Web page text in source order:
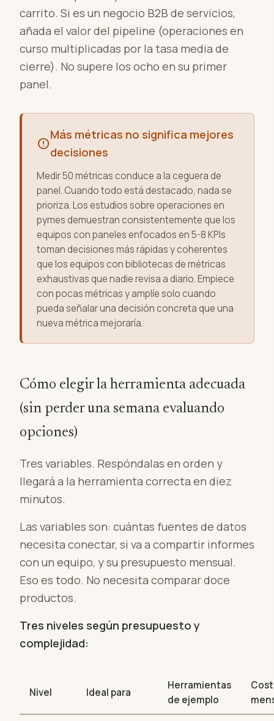
carrito. Si es un negocio B2B de servicios,
añada el valor del pipeline (operaciones en
curso multiplicadas por la tasa media de
cierre). No supere los ocho en su primer
panel.
error
Más métricas no significa mejores
decisiones
Medir 50 métricas conduce a la ceguera de
panel. Cuando todo está destacado, nada se
prioriza. Los estudios sobre operaciones en
pymes demuestran consistentemente que los
equipos con paneles enfocados en 5-8 KPIs
toman decisiones más rápidas y coherentes
que los equipos con bibliotecas de métricas
exhaustivas que nadie revisa a diario. Empiece
con pocas métricas y amplíe solo cuando
pueda señalar una decisión concreta que una
nueva métrica mejoraría.
Cómo elegir la herramienta adecuada
(sin perder una semana evaluando
opciones)
Tres variables. Respóndalas en orden y
llegará a la herramienta correcta en diez
minutos.
Las variables son: cuántas fuentes de datos
necesita conectar, si va a compartir informes
con un equipo, y su presupuesto mensual.
Eso es todo. No necesita comparar doce
productos.
Tres niveles según presupuesto y
complejidad:
Nivel Ideal para
Herramientas
de ejemplo